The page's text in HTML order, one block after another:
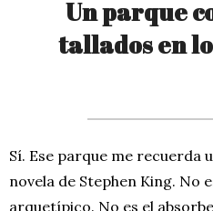
Un parque
tallados en
Sí. Ese parque me recuerda
novela de Stephen King. No
arquetípico. No es el